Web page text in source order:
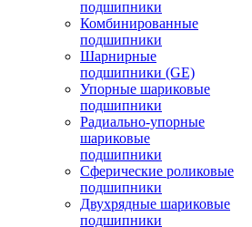
подшипники
Комбинированные
подшипники
Шарнирные
подшипники (GE)
Упорные шариковые
подшипники
Радиально-упорные
шариковые
подшипники
Сферические роликовые
подшипники
Двухрядные шариковые
подшипники